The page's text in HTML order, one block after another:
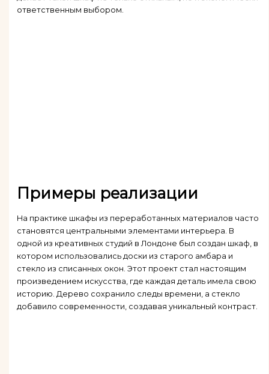
ответственным выбором.
Примеры реализации
На практике шкафы из переработанных материалов часто
становятся центральными элементами интерьера. В
одной из креативных студий в Лондоне был создан шкаф, в
котором использовались доски из старого амбара и
стекло из списанных окон. Этот проект стал настоящим
произведением искусства, где каждая деталь имела свою
историю. Дерево сохранило следы времени, а стекло
добавило современности, создавая уникальный контраст.